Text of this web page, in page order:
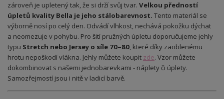
zároveň je upletený tak, že si drží svůj tvar. Velkou předností
úpletů kvality Bella je jeho stálobarevnost. Tento materiál se
výborně nosí po celý den. Odvádí vlhkost, nechává pokožku dýchat
a neomezuje v pohybu. Pro šití pružných úpletu doporučujeme jehly
typu Stretch nebo Jersey o síle 70–80, které díky zaoblenému
hrotu nepoškodí vlákna. Jehly můžete koupit zde. Vzor můžete
dokombinovat s našemi jednobarevkami - náplety či úplety.
Samozřejmostí jsou i nitě v ladicí barvě.